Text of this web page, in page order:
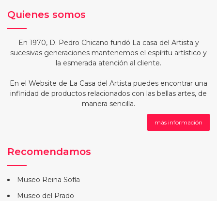
Quienes somos
En 1970, D. Pedro Chicano fundó La casa del Artista y
sucesivas generaciones mantenemos el espíritu artístico y
la esmerada atención al cliente.
En el Website de La Casa del Artista puedes encontrar una
infinidad de productos relacionados con las bellas artes, de
manera sencilla.
más información
Recomendamos
Museo Reina Sofía
Museo del Prado